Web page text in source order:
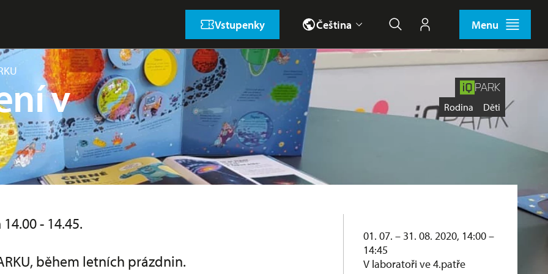
Vstupenky Čeština Hledat Můj účet Menu
v PARK
Štítky
Rodina Děti
- 14.45.
během letních prázdnin.
01. 07. – 31. 08. 2020, 14:00 –
14:45
V laboratoři ve 4.patře